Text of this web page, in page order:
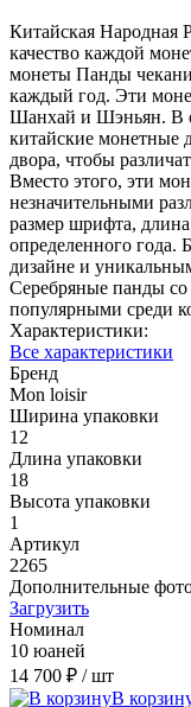
Китайская Народная
качество каждой
монеты Панды
каждый год. Эти
Шанхай и Шэньян. В
китайские монетные
двора, чтобы
Вместо этого, эти
незначительными
размер шрифта,
определенного года.
дизайне и
Серебряные панды со
популярными среди
Характеристики:
Все характеристики
Бренд
Mon loisir
Ширина упаковки
12
Длина упаковки
18
Высота упаковки
1
Артикул
2265
Дополнительные
Загрузить
Номинал
10 юаней
14 700 ₽ / шт
В